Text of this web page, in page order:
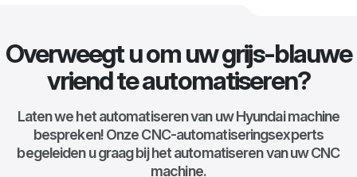
Overweegt u om uw grijs-blauwe
vriend te automatiseren?
Laten we het automatiseren van uw Hyundai machine
bespreken! Onze CNC-automatiseringsexperts
begeleiden u graag bij het automatiseren van uw CNC
machine.